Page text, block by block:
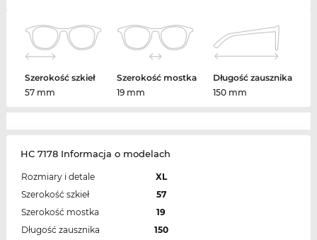
Szerokość szkieł
57 mm
Szerokość mostka
19 mm
Długość zausznika
150 mm
HC 7178 Informacja o modelach
Rozmiary i detale
XL
Szerokość szkieł
57
Szerokość mostka
19
Długość zausznika
150